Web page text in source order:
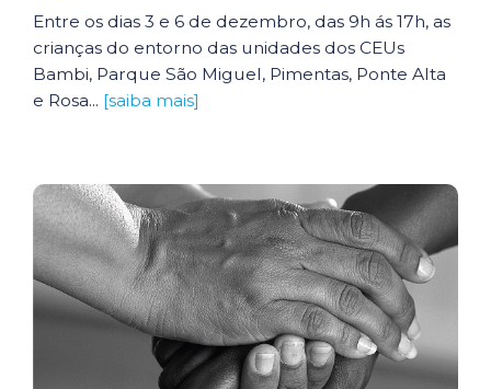
Entre os dias 3 e 6 de dezembro, das 9h ás 17h, as
crianças do entorno das unidades dos CEUs
Bambi, Parque São Miguel, Pimentas, Ponte Alta
e Rosa... [saiba mais]